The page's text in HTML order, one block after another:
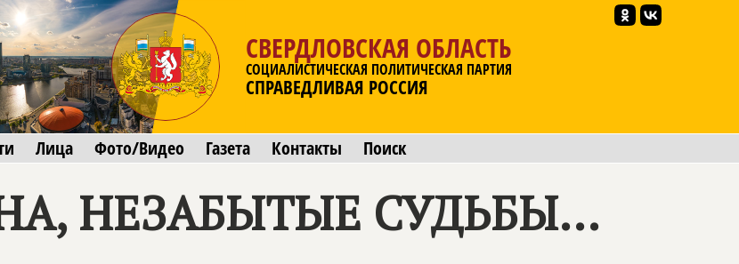
СВЕРДЛОВСКАЯ ОБЛАСТЬ
СОЦИАЛИСТИЧЕСКАЯ ПОЛИТИЧЕСКАЯ ПАРТИЯ
СПРАВЕДЛИВАЯ РОССИЯ
Лица Фото/Видео Газета Контакты Поиск
НЕЗАБЫТЫЕ СУДЬБЫ...